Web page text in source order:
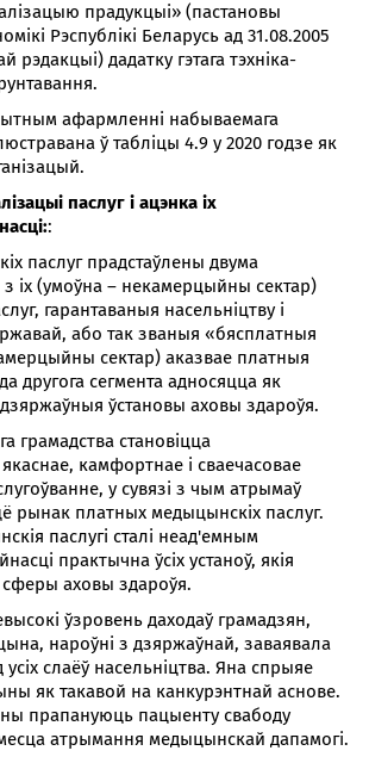
прадукцыі» (пастановы
Рэспублікі Беларусь ад 31.08.2005
рэдакцыі) дадатку гэтага тэхніка-
афармленні набываемага
ў табліцы 4.9 у 2020 годзе як
паслуг і ацэнка іх
:
паслуг прадстаўлены двума
з іх (умоўна – некамерцыйны сектар)
гарантаваныя насельніцтву і
або так званыя «бясплатныя
сектар) аказвае платныя
другога сегмента адносяцца як
ўстановы аховы здароўя.
грамадства становіцца
камфортнае і сваечасовае
у сувязі з чым атрымаў
рынак платных медыцынскіх паслуг.
паслугі сталі неад'емным
практычна ўсіх устаноў, якія
аховы здароўя.
ўзровень даходаў грамадзян,
нароўні з дзяржаўнай, заваявала
слаёў насельніцтва. Яна спрыяе
як такавой на канкурэнтнай аснове.
прапануюць пацыенту свабоду
атрымання медыцынскай дапамогі.